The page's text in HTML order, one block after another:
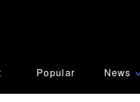
Popular News ∨